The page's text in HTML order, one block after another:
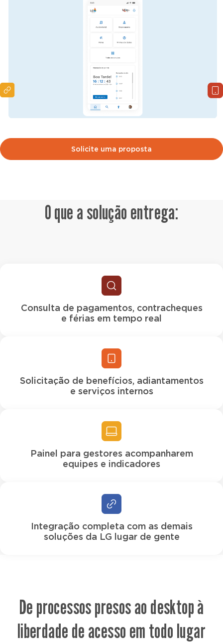
Solicite uma proposta
O que a solução entrega:
Consulta de pagamentos, contracheques
e férias em tempo real
Solicitação de benefícios, adiantamentos
e serviços internos
Painel para gestores acompanharem
equipes e indicadores
Integração completa com as demais
soluções da LG lugar de gente
De processos presos ao desktop à
liberdade de acesso em todo lugar